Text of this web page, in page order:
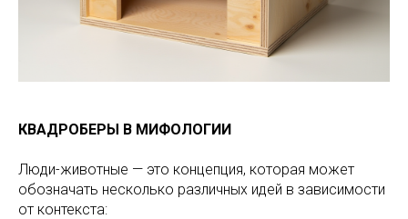
КВАДРОБЕРЫ В МИФОЛОГИИ
Люди-животные — это концепция, которая может
обозначать несколько различных идей в зависимости
от контекста: